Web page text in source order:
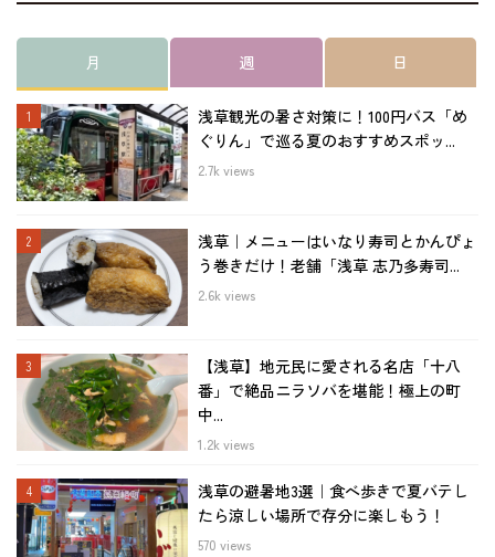
月 週 日
浅草観光の暑さ対策に！100円バス「め
ぐりん」で巡る夏のおすすめスポッ...
2.7k views
浅草｜メニューはいなり寿司とかんぴょ
う巻きだけ！老舗「浅草 志乃多寿司...
2.6k views
【浅草】地元民に愛される名店「十八
番」で絶品ニラソバを堪能！極上の町
中...
1.2k views
浅草の避暑地3選｜食べ歩きで夏バテし
たら涼しい場所で存分に楽しもう！
570 views